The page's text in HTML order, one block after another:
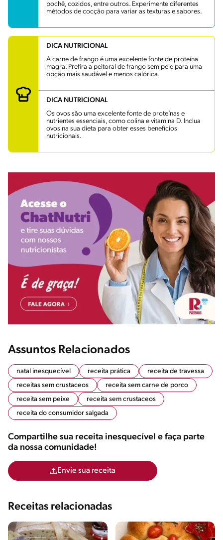
pochê, cozidos, entre outros. Experimente diferentes
métodos de cocção para variar as texturas e sabores.
DICA NUTRICIONAL
A carne de frango é uma excelente fonte de proteína
magra. Prefira a peitoral de frango sem pele para uma
opção mais saudável e menos calórica.
DICA NUTRICIONAL
Os ovos são uma excelente fonte de proteínas e
nutrientes essenciais, como colina e vitamina D. Inclua
ovos na sua dieta para obter esses benefícios
nutricionais.
Assuntos Relacionados
natal inesquecível receita prática
receita de travessa
receitas sem crustaceos
receita sem carne de porco
receita sem peixe
receita sem crustaceos
receita do consumidor salgada
Compartilhe sua receita inesquecível e faça parte
da nossa comunidade!
Envie sua receita
Receitas relacionadas